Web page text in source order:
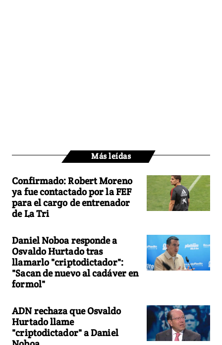
Más leídas
Confirmado: Robert Moreno
ya fue contactado por la FEF
para el cargo de entrenador
de La Tri
Daniel Noboa responde a
Osvaldo Hurtado tras
llamarlo "criptodictador":
"Sacan de nuevo al cadáver en
formol"
ADN rechaza que Osvaldo
Hurtado llame
"criptodictador" a Daniel